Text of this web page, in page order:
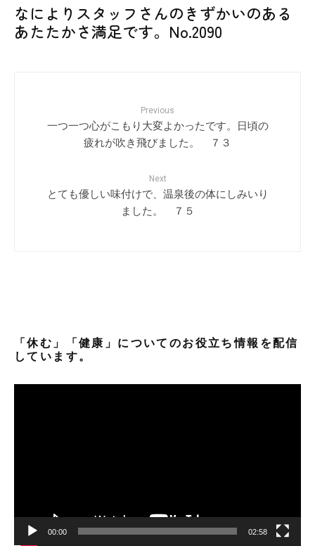
なによりスタッフさんのきずかいのある
あたたかさ満足です。No.2090
Previous
一つ一つ心がこもり大変よかったです。日頃の
疲れが吹き飛びました。 ７３
Next
とても優しい味付けで、温泉後の体にしみいり
ました。 ７５
「休む」「健康」についてのお役立ち情報を配信
しています。
00:00 02:58